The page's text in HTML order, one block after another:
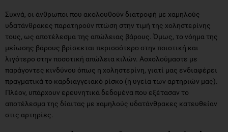
Συχνά, οι άνθρωποι που ακολουθούν διατροφή με χαμηλούς
υδατάνθρακες παρατηρούν πτώση στην τιμή της χοληστερίνης
τους, ως αποτέλεσμα της απώλειας βάρους. Όμως, το νόημα της
μείωσης βάρους βρίσκεται περισσότερο στην ποιοτική και
λιγότερο στην ποσοτική απώλεια κιλών. Ασχολούμαστε με
παράγοντες κινδύνου όπως η χοληστερίνη, γιατί μας ενδιαφέρει
πραγματικά το καρδιαγγειακό ρίσκο (η υγεία των αρτηριών μας).
Πλέον, υπάρχουν ερευνητικά δεδομένα που εξέτασαν το
αποτέλεσμα της δίαιτας με χαμηλούς υδατάνθρακες κατευθείαν
στις αρτηρίες.